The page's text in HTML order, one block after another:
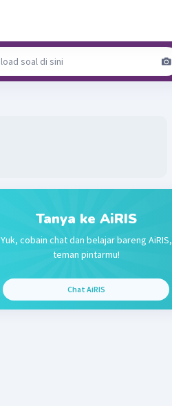
Tanya ke AiRIS
Yuk, cobain chat dan belajar bareng AiRIS,
teman pintarmu!
Chat AiRIS